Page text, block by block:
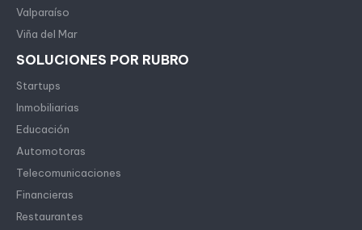
Valparaíso
Viña del Mar
SOLUCIONES POR RUBRO
Startups
Inmobiliarias
Educación
Automotoras
Telecomunicaciones
Financieras
Restaurantes